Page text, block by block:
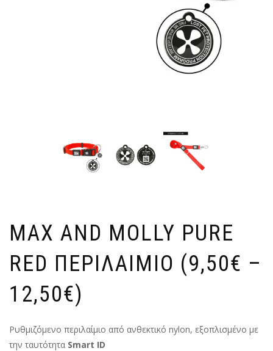
MAX AND MOLLY PURE
RED ΠΕΡΙΛΑΙΜΙΟ (9,50€ –
12,50€)
Ρυθμιζόμενο περιλαίμιο από ανθεκτικό nylon, εξοπλισμένο με
την ταυτότητα Smart ID